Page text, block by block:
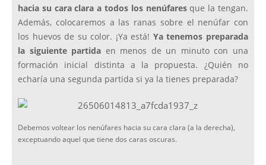
hacia su cara clara a todos los nenúfaresque la tengan.
Además, colocaremos a las ranas sobre el nenúfar con
los huevos de su color. ¡Ya está! Ya tenemos preparada
la siguiente partida en menos de un minuto con una
formación inicial distinta a la propuesta. ¿Quién no
echaría una segunda partida si ya la tienes preparada?
Debemos voltear los nenúfares hacia su cara clara (a la derecha),
exceptuando aquel que tiene dos caras oscuras.